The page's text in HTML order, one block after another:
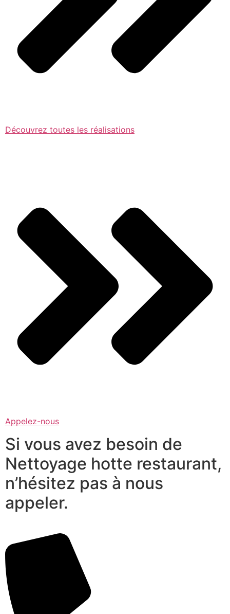
Découvrez toutes les réalisations
Appelez-nous
Si vous avez besoin de
Nettoyage hotte restaurant,
n’hésitez pas à nous
appeler.